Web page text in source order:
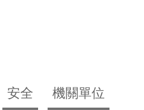
安全 機關單位